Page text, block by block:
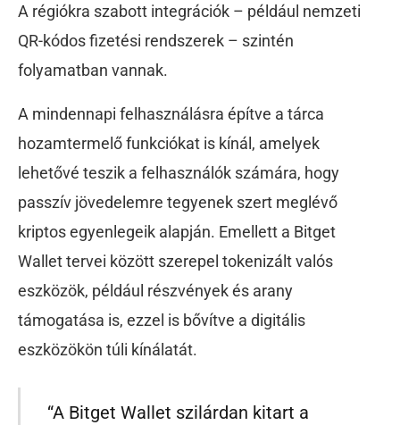
A régiókra szabott integrációk – például nemzeti
QR-kódos fizetési rendszerek – szintén
folyamatban vannak.
A mindennapi felhasználásra építve a tárca
hozamtermelő funkciókat is kínál, amelyek
lehetővé teszik a felhasználók számára, hogy
passzív jövedelemre tegyenek szert meglévő
kriptos egyenlegeik alapján. Emellett a Bitget
Wallet tervei között szerepel tokenizált valós
eszközök, például részvények és arany
támogatása is, ezzel is bővítve a digitális
eszközökön túli kínálatát.
“A Bitget Wallet szilárdan kitart a